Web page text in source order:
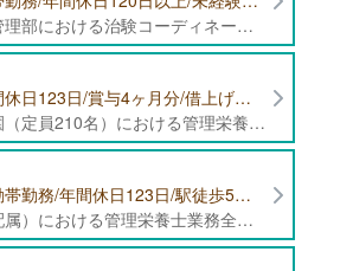
＜企業の施設管理部における治験コーディネーター業務全般＞ ・健康食品の臨床試験に伴う指導 ・スケジュール調整等の被験者管理 ・データ収集、書類作成 ・医療機関にて被験者への説明や誘導 ・栄養指導、栄養計算
【中野区】年間休日123日/賞与4ヶ月分/借上げ住宅制度あり 認定こども園（定員210名）にて管理栄養士・栄養士募集！
＜認定こども園（定員210名）における管理栄養士・栄養士業務全般＞ ・管理栄養士、栄養士業務全般
【渋谷区】日勤帯勤務/年間休日123日/駅徒歩5分/企業（本社配属）にて管理栄養士募集！
＜企業（本社配属）における管理栄養士業務全般＞ ・本社および在宅（週1日程度）で、運営・受託する保育園（約50箇所）の管理栄養士・マネジメント業務全般 ・調理指導、育成 ・調理代行※欠員時 ・衛生管理 ・献立作成 ・食材発注 ・園長、調理スタッフとの給食会議 ・クライアント企業との給食会議（食育等の企画提案） ・採用業務（面接・施設見学同行）など ・担当保育園の定期巡回（直行やオンライン対応あり） ※23区内の認可保育園や、事業所内保育園（市川市、古河市、厚木市・追浜等）